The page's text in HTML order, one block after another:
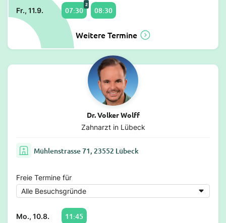
Fr., 11.9. 07:30
2
08:30
Weitere Termine
Dr. Volker Wolff
Zahnarzt in Lübeck
Mühlenstrasse 71, 23552 Lübeck
Freie Termine für
Mo., 10.8. 11:45